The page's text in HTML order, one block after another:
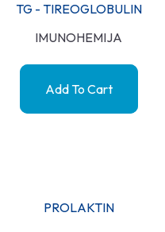
TG - TIREOGLOBULIN
IMUNOHEMIJA
Add To Cart
PROLAKTIN